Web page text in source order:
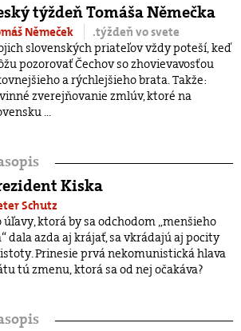
týždeň Tomáša Němečka
Němeček
.týždeň vo svete
slovenských priateľov vždy poteší, keď
pozorovať Čechov so zhovievavosťou
a rýchlejšieho brata. Takže:
zverejňovanie zmlúv, ktoré na
...
Kiska
Schutz
úľavy, ktorá by sa odchodom „menšieho
dala azda aj krájať, sa vkrádajú aj pocity
Prinesie prvá nekomunistická hlava
tú zmenu, ktorá sa od nej očakáva?